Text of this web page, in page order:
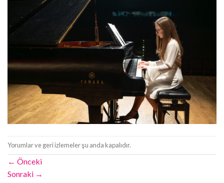
Yorumlar ve geri izlemeler şu anda kapalıdır.
← Önceki
Sonraki →